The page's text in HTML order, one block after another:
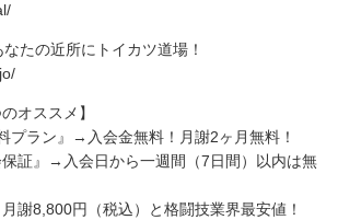
たの近所にトイカツ道場！
オススメ】
プラン』→入会金無料！月謝2ヶ月無料！
証』→入会日から一週間（7日間）以内は無
謝8,800円（税込）と格闘技業界最安値！